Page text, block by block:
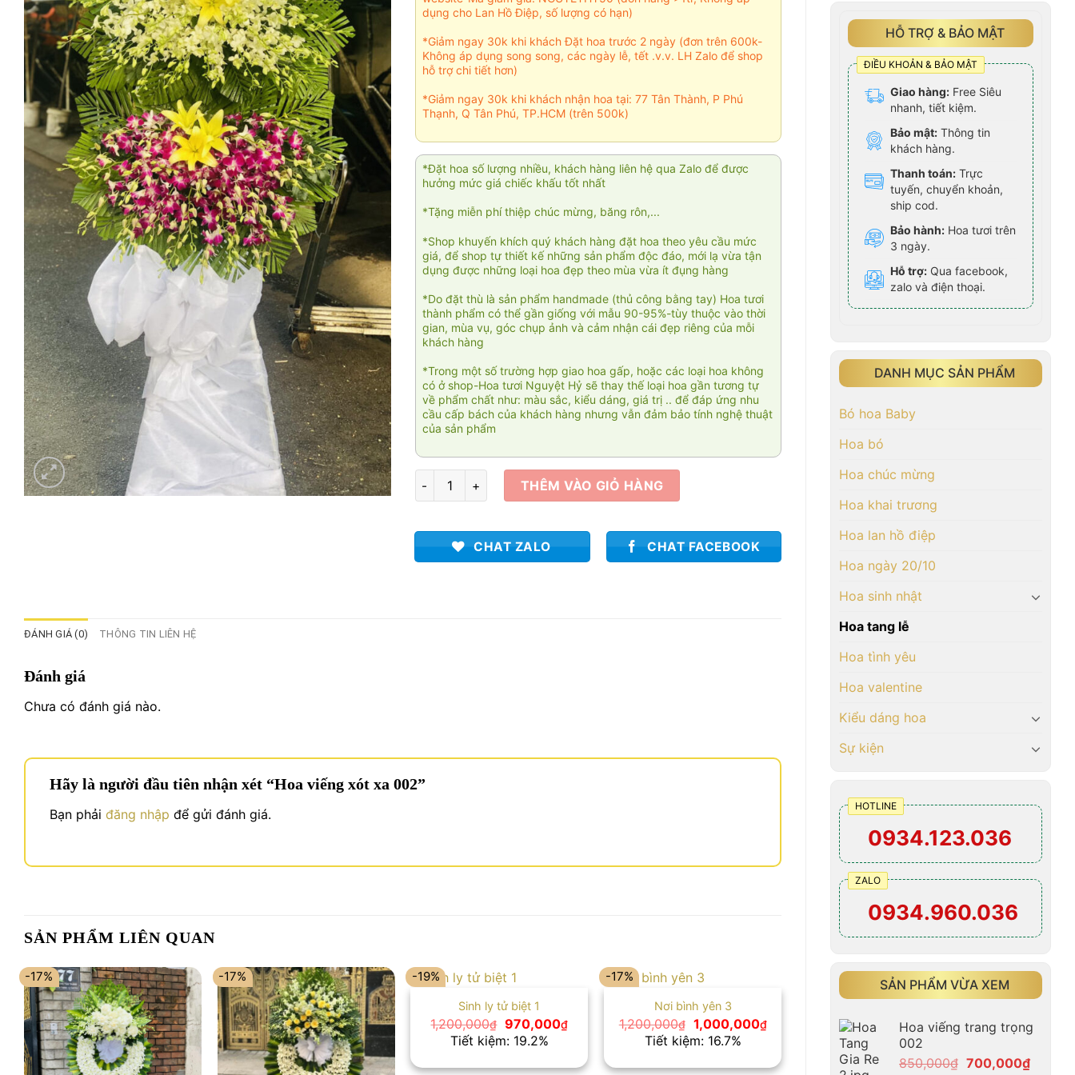
HỖ TRỢ & BẢO MẬT
ĐIỀU KHOẢN & BẢO MẬT
Giao hàng: Free Siêu
nhanh, tiết kiệm.
Bảo mật: Thông tin
khách hàng.
Thanh toán: Trực
tuyến, chuyển khoản,
ship cod.
Bảo hành: Hoa tươi trên
3 ngày.
Hỗ trợ: Qua facebook,
zalo và điện thoại.
DANH MỤC SẢN PHẨM
Bó hoa Baby
Hoa bó
Hoa chúc mừng
Hoa khai trương
Hoa lan hồ điệp
Hoa ngày 20/10
Hoa sinh nhật
Hoa tang lễ
Hoa tình yêu
Hoa valentine
Kiểu dáng hoa
Sự kiện
HOTLINE
0934.123.036
ZALO
0934.960.036
SẢN PHẨM VỪA XEM
Hoa viếng trang trọng
002
850,000₫ Giá
700,000₫Giá
dụng cho Lan Hồ Điệp, số lượng có hạn)
*Giảm ngay 30k khi khách Đặt hoa trước 2 ngày (đơn trên 600k-
Không áp dụng song song, các ngày lễ, tết .v.v. LH Zalo để shop
hỗ trợ chi tiết hơn)
*Giảm ngay 30k khi khách nhận hoa tại: 77 Tân Thành, P Phú
Thạnh, Q Tân Phú, TP.HCM (trên 500k)
*Đặt hoa số lượng nhiều, khách hàng liên hệ qua Zalo để được
hưởng mức giá chiếc khấu tốt nhất
*Tặng miễn phí thiệp chúc mừng, băng rôn,...
*Shop khuyến khích quý khách hàng đặt hoa theo yêu cầu mức
giá, để shop tự thiết kế những sản phẩm độc đáo, mới lạ vừa tận
dụng được những loại hoa đẹp theo mùa vừa ít đụng hàng
*Do đặt thù là sản phẩm handmade (thủ công bằng tay) Hoa tươi
thành phẩm có thể gần giống với mẫu 90-95%-tùy thuộc vào thời
gian, mùa vụ, góc chụp ảnh và cảm nhận cái đẹp riêng của mỗi
khách hàng
*Trong một số trường hợp giao hoa gấp, hoặc các loại hoa không
có ở shop-Hoa tươi Nguyệt Hỷ sẽ thay thế loại hoa gần tương tự
về phẩm chất như: màu sắc, kiểu dáng, giá trị .. để đáp ứng nhu
cầu cấp bách của khách hàng nhưng vẫn đảm bảo tính nghệ thuật
của sản phẩm
Hoa viếng xót xa 002 số lượngTHÊM VÀO GIỎ HÀNG
CHAT ZALO CHAT FACEBOOK
ĐÁNH GIÁ (0) THÔNG TIN LIÊN HỆ
Đánh giá
Chưa có đánh giá nào.
Hãy là người đầu tiên nhận xét “Hoa viếng xót xa 002”
Bạn phải đăng nhập để gửi đánh giá.
SẢN PHẨM LIÊN QUAN
-17% -17% -19%
Sinh ly tử biệt 1
1,200,000₫ Giá
gốc
là:
970,000₫Giá
Tiết kiệm: 19.2%
-17%
Nơi bình yên 3
1,200,000₫
Giá
gốc
là:
1,000,000₫Giá
hiện
là:
Tiết kiệm: 16.7%